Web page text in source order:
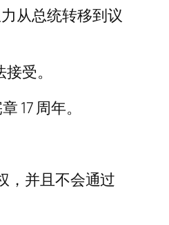
从总统转移到议
受。
17 周年。
，并且不会通过